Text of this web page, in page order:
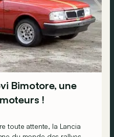
Bimotore, une
!
toute attente, la Lancia